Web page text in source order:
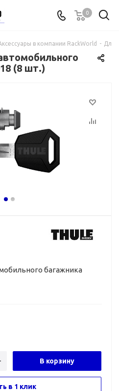
0
в компании RackWorld - Для
(8 шт.)
багажника
В корзину
в 1 клик